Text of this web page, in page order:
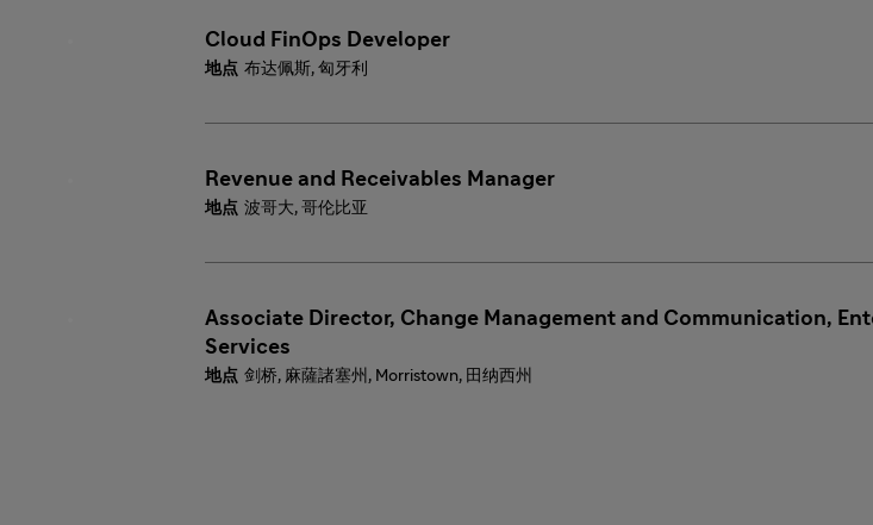
Cloud FinOps Developer
布达佩斯, 匈牙利
Revenue and Receivables Manager
波哥大, 哥伦比亚
Associate Director, Change Management and Communication,
Services
剑桥, 麻薩諸塞州, Morristown, 田纳西州